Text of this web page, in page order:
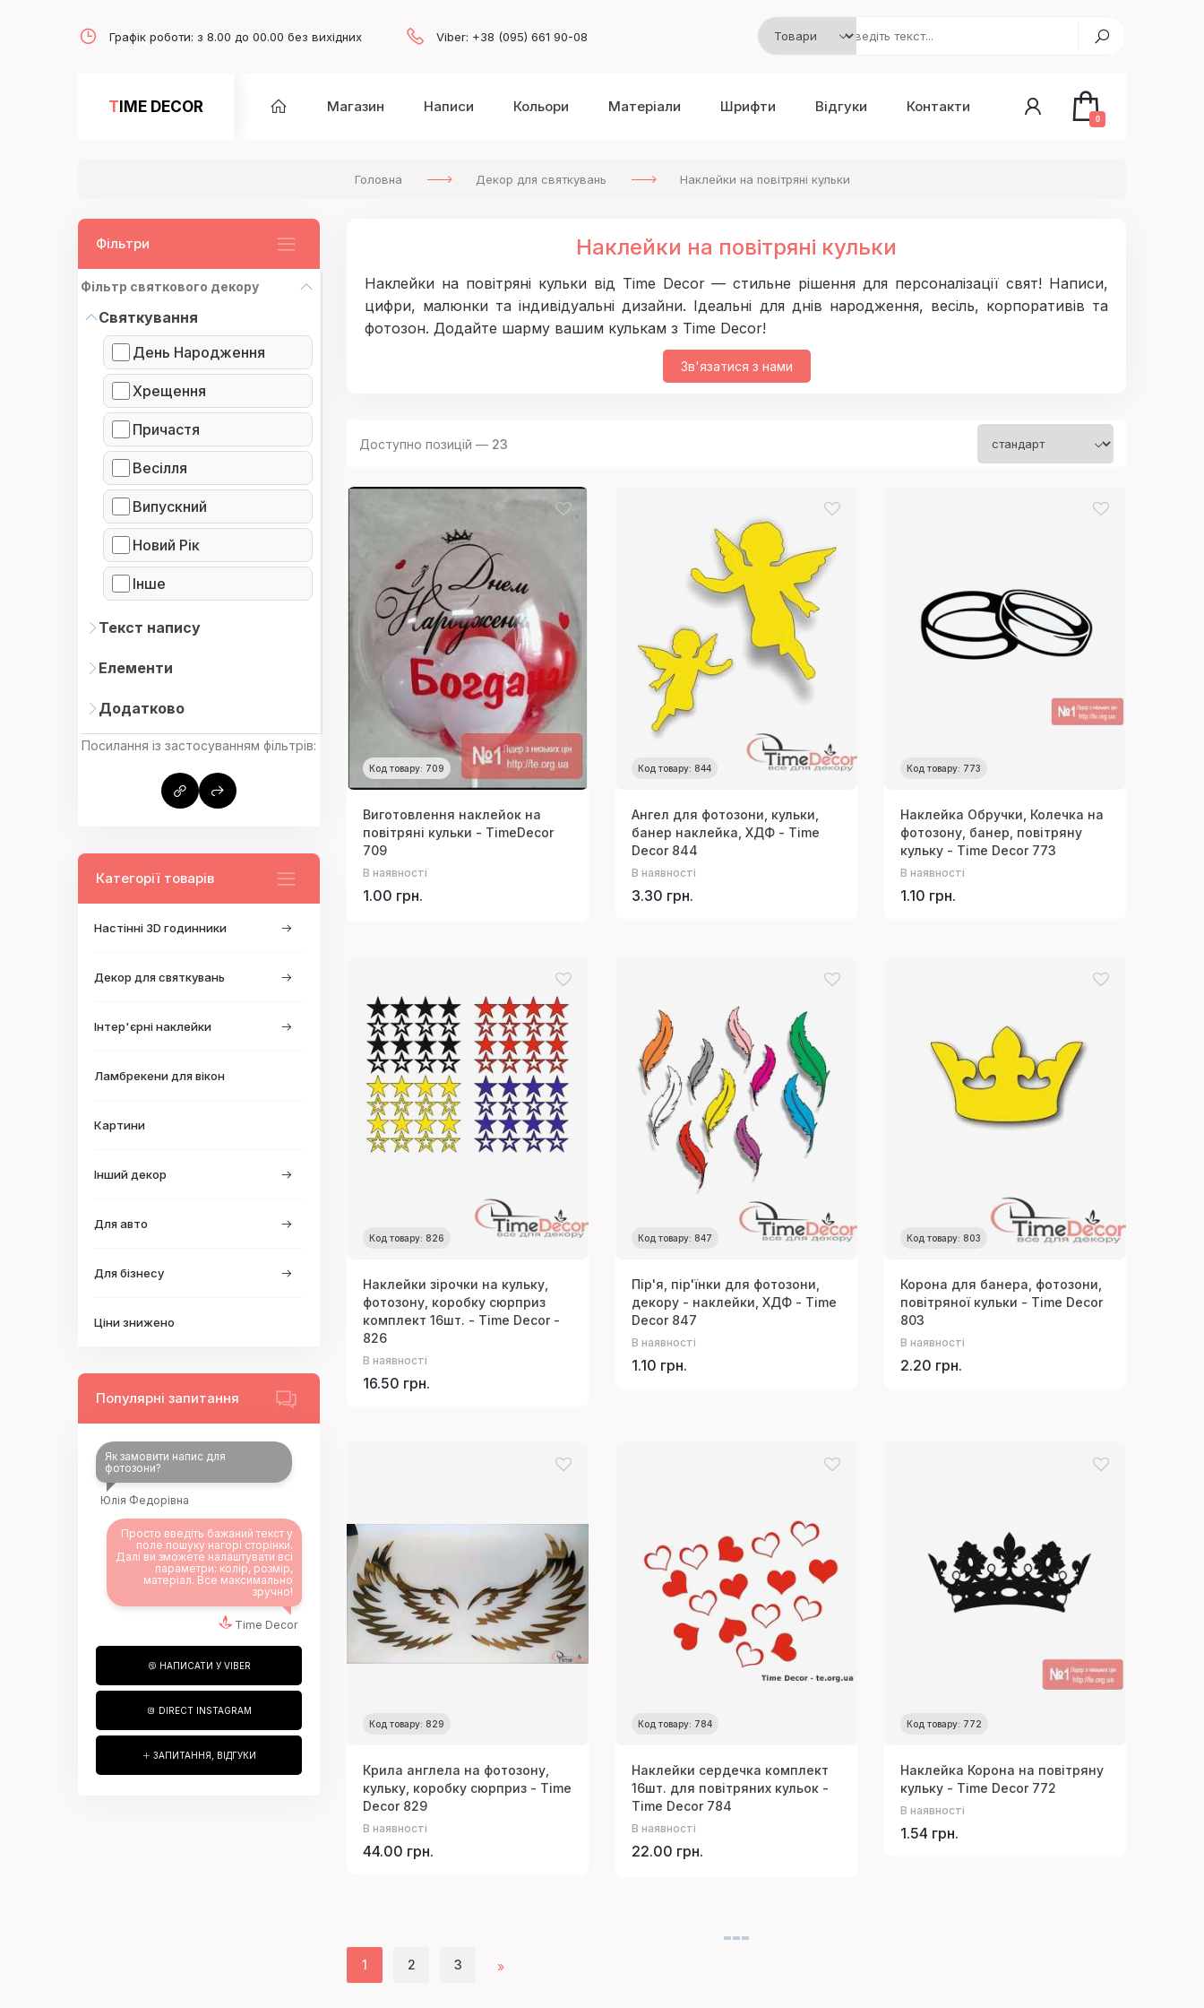
Графік роботи: з 8.00 до 00.00 без вихідних Viber: +38 (095) 661 90-08
TIME DECOR Магазин Написи Кольори Матеріали Шрифти Відгуки Контакти
0
Головна Декор для святкувань Наклейки на повітряні кульки
Наклейки на повітряні кульки
Наклейки на повітряні кульки від Time Decor — стильне рішення для персоналізації свят! Написи,
цифри, малюнки та індивідуальні дизайни. Ідеальні для днів народження, весіль, корпоративів та
фотозон. Додайте шарму вашим кулькам з Time Decor!
Зв'язатися з нами
Доступно позицій — 23
Код товару: 709
Виготовлення наклейок на
повітряні кульки - TimeDecor
709
В наявності
1.00 грн.
Код товару: 844
Ангел для фотозони, кульки,
банер наклейка, ХДФ - Time
Decor 844
В наявності
3.30 грн.
Код товару: 773
Наклейка Обручки, Колечка на
фотозону, банер, повітряну
кульку - Time Decor 773
В наявності
1.10 грн.
Код товару: 826
Наклейки зірочки на кульку,
фотозону, коробку сюрприз
комплект 16шт. - Time Decor -
826
В наявності
16.50 грн.
Код товару: 847
Пір'я, пір'їнки для фотозони,
декору - наклейки, ХДФ - Time
Decor 847
В наявності
1.10 грн.
Код товару: 803
Корона для банера, фотозони,
повітряної кульки - Time Decor
803
В наявності
2.20 грн.
Код товару: 829
Крила англела на фотозону,
кульку, коробку сюрприз - Time
Decor 829
В наявності
44.00 грн.
Код товару: 784
Наклейки сердечка комплект
16шт. для повітряних кульок -
Time Decor 784
В наявності
22.00 грн.
Код товару: 772
Наклейка Корона на повітряну
кульку - Time Decor 772
В наявності
1.54 грн.
1 2 3 »
Фільтри
Фільтр святкового декору
Святкування
День Народження
Хрещення
Причастя
Весілля
Випускний
Новий Рік
Інше
Текст напису
Елементи
Додатково
Посилання із застосуванням фільтрів:
Категорії товарів
Настінні 3D годинники
Декор для святкувань
Інтер'єрні наклейки
Ламбрекени для вікон
Картини
Інший декор
Для авто
Для бізнесу
Ціни знижено
Популярні запитання
Як замовити напис для
фотозони?
Юлія Федорівна
Просто введіть бажаний текст у
поле пошуку нагорі сторінки.
Далі ви зможете налаштувати всі
параметри: колір, розмір,
матеріал. Все максимально
зручно!
Time Decor
НАПИСАТИ У VIBER
DIRECT INSTAGRAM
ЗАПИТАННЯ, ВІДГУКИ